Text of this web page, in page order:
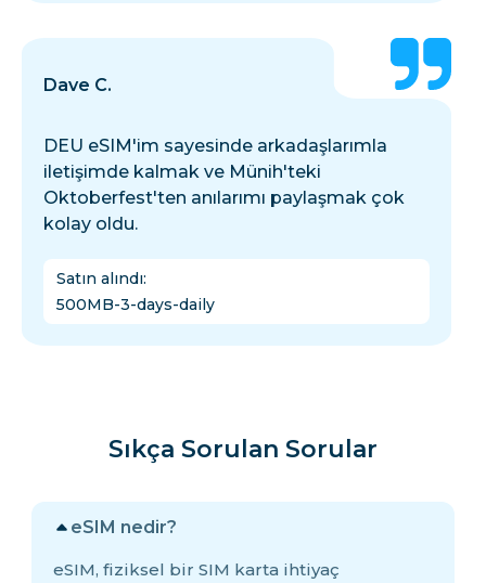
Dave C.
DEU eSIM'im sayesinde arkadaşlarımla
iletişimde kalmak ve Münih'teki
Oktoberfest'ten anılarımı paylaşmak çok
kolay oldu.
Satın alındı:
500MB-3-days-daily
Sıkça Sorulan Sorular
eSIM nedir?
eSIM, fiziksel bir SIM karta ihtiyaç